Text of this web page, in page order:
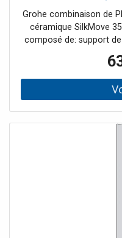
Grohe combinaison de
céramique SilkMove
composé de: support
mélangeur à levier
Euphoria Cube main
douche en métal
flexibles Raccord pour